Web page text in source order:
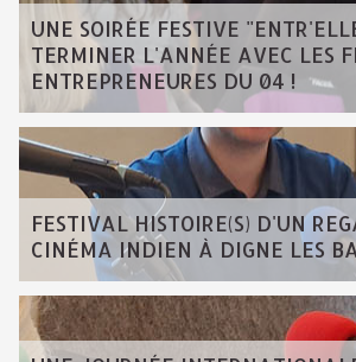
UNE SOIRÉE FESTIVE
TERMINER L'ANNÉE AVEC LES
ENTREPRENEURES DU 04 !
FESTIVAL HISTOIRE(S) D'UN
CINÉMA INDIEN À DIGNE LES